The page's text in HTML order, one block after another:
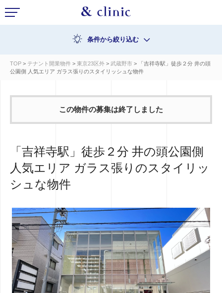
条件から絞り込む
TOP > テナント開業物件 > 東京23区外 > 武蔵野市 > 「吉祥寺駅」徒歩２分 井の頭
公園側 人気エリア ガラス張りのスタイリッシュな物件
この物件の募集は終了しました
「吉祥寺駅」徒歩２分 井の頭公園側
人気エリア ガラス張りのスタイリッ
シュな物件